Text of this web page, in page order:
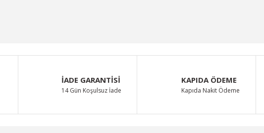
İADE GARANTİSİ
14 Gün Koşulsuz İade
KAPIDA ÖDEME
Kapıda Nakit Ödeme